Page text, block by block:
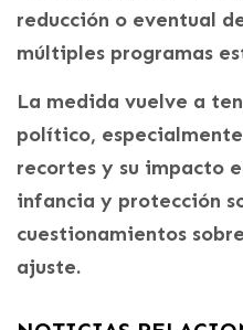
reducción o eventual
múltiples programas
La medida vuelve a
político,
recortes y su impacto
infancia y protección
cuestionamientos
ajuste.